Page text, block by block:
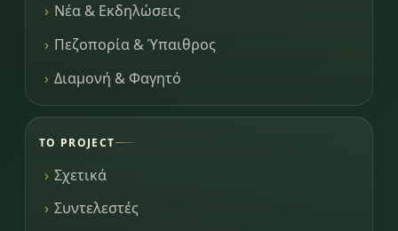
Νέα & Εκδηλώσεις
Πεζοπορία & Ύπαιθρος
Διαμονή & Φαγητό
ΤΟ PROJECT
Σχετικά
Συντελεστές